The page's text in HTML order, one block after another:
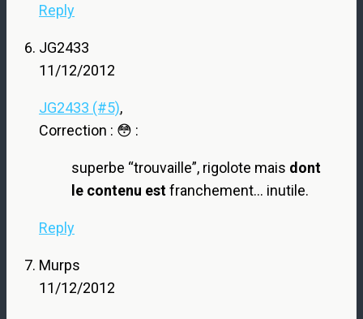
Reply
JG2433
11/12/2012
JG2433 (#5),
Correction : 😳 :
superbe “trouvaille”, rigolote mais dont
le contenu estfranchement… inutile.
Reply
Murps
11/12/2012